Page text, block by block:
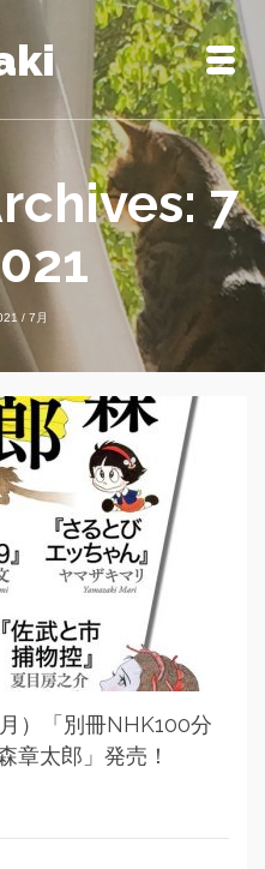
7
/ 7月
）「別冊NHK100分
章太郎」発売！